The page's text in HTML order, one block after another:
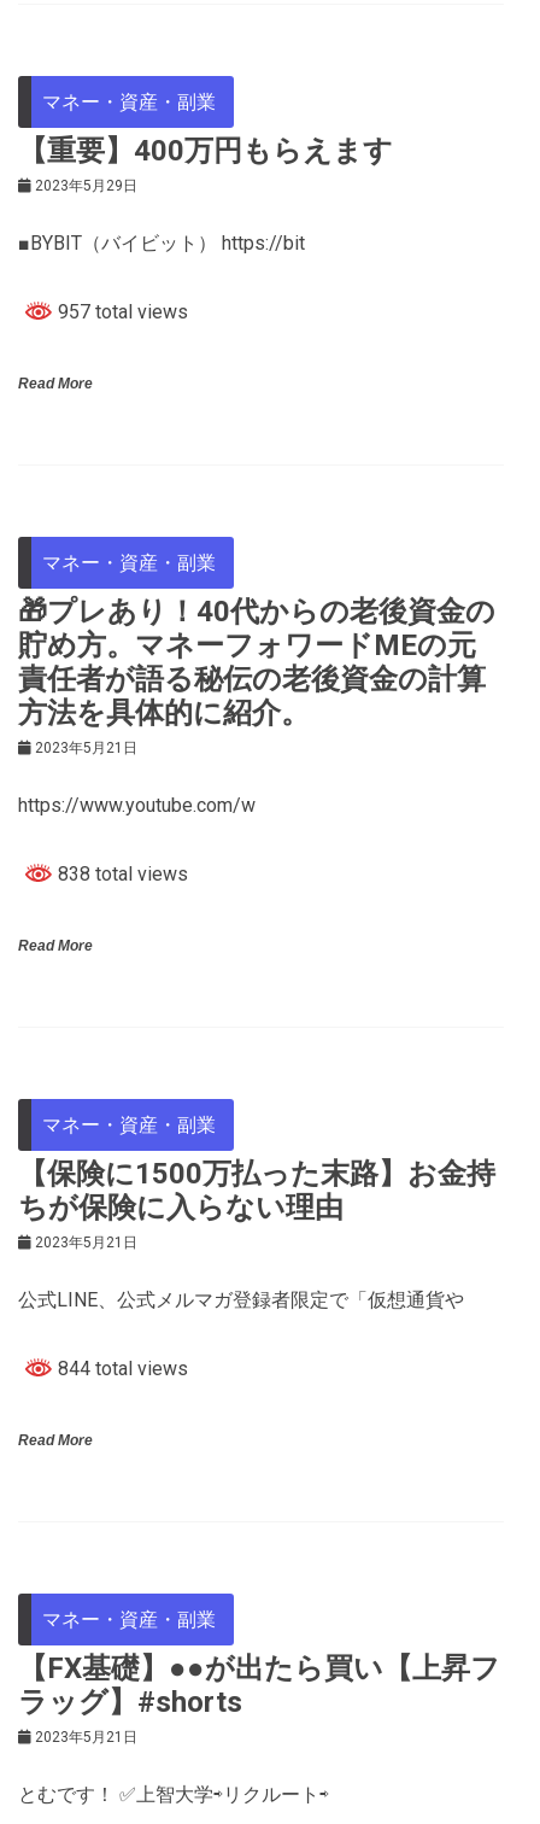
マネー・資産・副業
【重要】400万円もらえます
2023年5月29日
■BYBIT（バイビット） https://bit
957 total views
Read More
マネー・資産・副業
🎁プレあり！40代からの老後資金の
貯め方。マネーフォワードMEの元
責任者が語る秘伝の老後資金の計算
方法を具体的に紹介。
2023年5月21日
https://www.youtube.com/w
838 total views
Read More
マネー・資産・副業
【保険に1500万払った末路】お金持
ちが保険に入らない理由
2023年5月21日
公式LINE、公式メルマガ登録者限定で「仮想通貨や
844 total views
Read More
マネー・資産・副業
【FX基礎】●●が出たら買い【上昇フ
ラッグ】#shorts
2023年5月21日
とむです！ ✅上智大学⇨リクルート⇨